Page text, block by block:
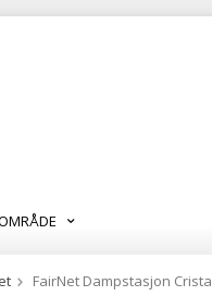
FairNet Dampstasjon